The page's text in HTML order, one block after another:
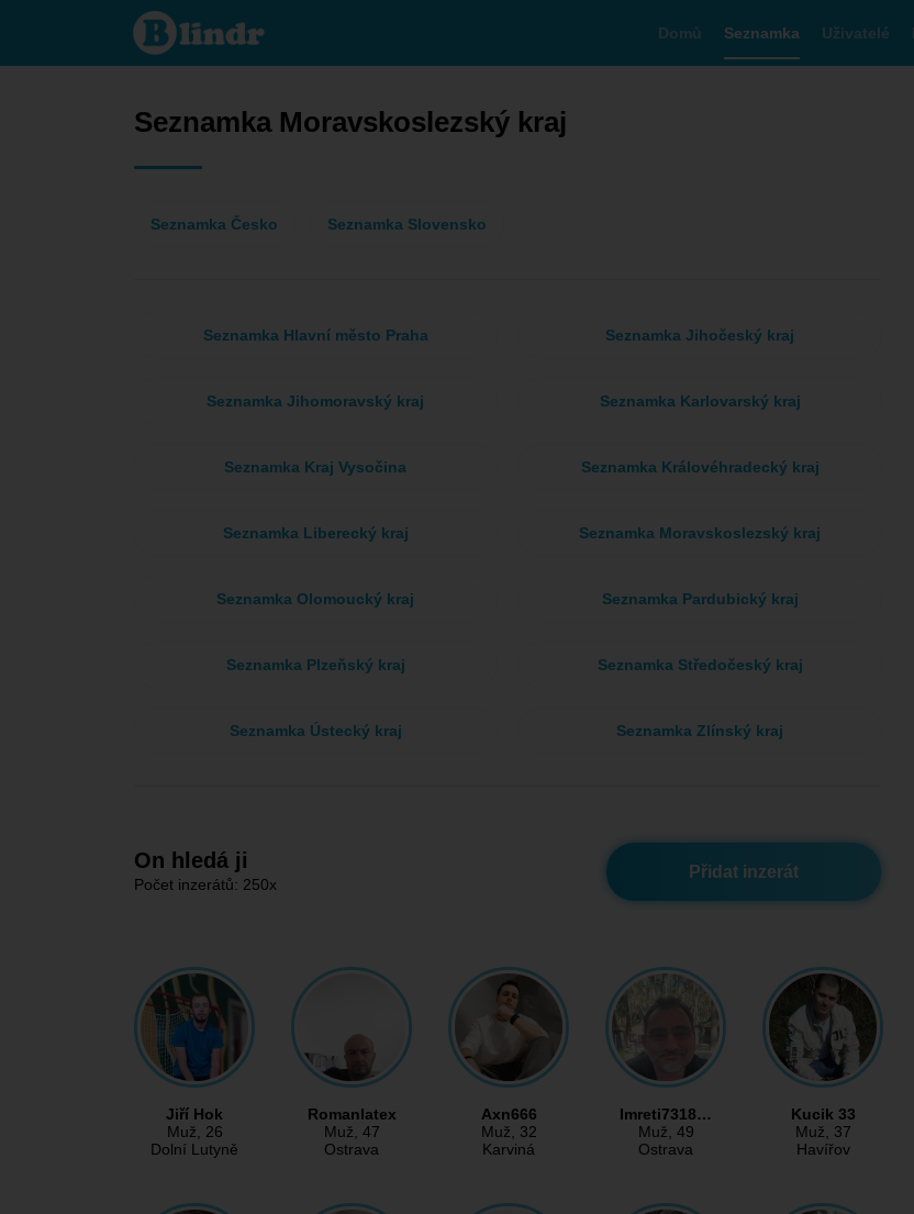
Seznamka - On
hledá ji
Moravskoslezský
Domů Seznamka Uživatelé
Seznamka Moravskoslezský kraj
Seznamka Česko Seznamka Slovensko
Seznamka Hlavní město Praha Seznamka Jihočeský kraj
Seznamka Jihomoravský kraj Seznamka Karlovarský kraj
Seznamka Kraj Vysočina Seznamka Královéhradecký kraj
Seznamka Liberecký kraj Seznamka Moravskoslezský kraj
Seznamka Olomoucký kraj Seznamka Pardubický kraj
Seznamka Plzeňský kraj Seznamka Středočeský kraj
Seznamka Ústecký kraj Seznamka Zlínský kraj
Přidat inzerát
On hledá ji
Počet inzerátů: 250x
Jiří Hok
Muž, 26
Dolní Lutyně
Romanlatex
Muž, 47
Ostrava
Axn666
Muž, 32
Karviná
Imreti7318…
Muž, 49
Ostrava
Kucik 33
Muž, 37
Havířov